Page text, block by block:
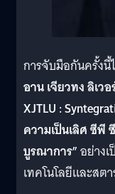
การจับมือกันครั้งนี้
อาน เจียวทง ลิเว
XJTLU :
ความเป็นเลิศ ซีพี
บูรณาการ”อย่าง
เทคโนโลยีและส